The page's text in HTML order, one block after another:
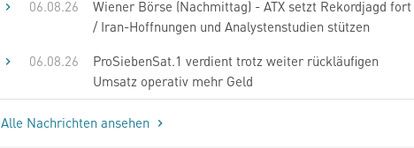
06.08.26
Wiener Börse (Nachmittag) - ATX setzt Rekordjagd fort
/ Iran-Hoffnungen und Analystenstudien stützen
06.08.26
ProSiebenSat.1 verdient trotz weiter rückläufigen
Umsatz operativ mehr Geld
Alle Nachrichten ansehen